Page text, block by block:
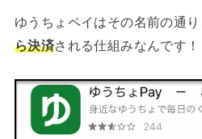
ゆうちょペイはその名前の通
ら決済される仕組みなんです！